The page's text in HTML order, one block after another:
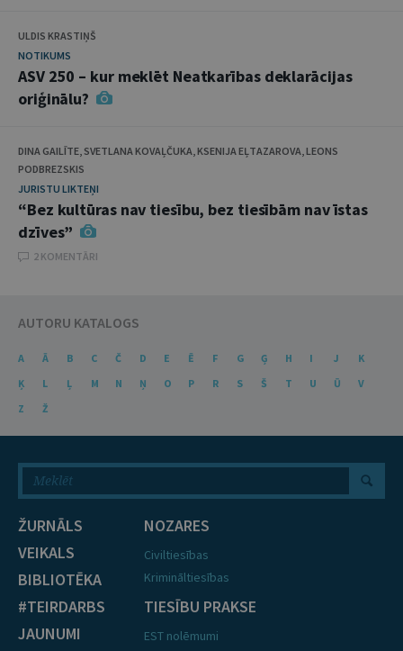
ULDIS KRASTIŅŠ
NOTIKUMS
ASV 250 – kur meklēt Neatkarības deklarācijas
oriģinālu?
DINA GAILĪTE, SVETLANA KOVAĻČUKA, KSENIJA EĻTAZAROVA, LEONS
PODBREZSKIS
JURISTU LIKTEŅI
“Bez kultūras nav tiesību, bez tiesībām nav īstas
dzīves”
2 KOMENTĀRI
AUTORU KATALOGS
A Ā B C Č D E Ē F G Ģ H I J
K
Ķ
L Ļ M N Ņ O P R S Š T U Ū
V
Z
Ž
ŽURNĀLS
VEIKALS
BIBLIOTĒKA
#TEIRDARBS
JAUNUMI
NOZARES
Civiltiesības
Krimināltiesības
TIESĪBU PRAKSE
EST nolēmumi